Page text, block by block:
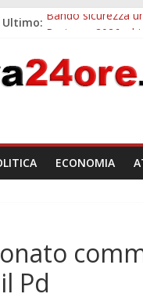
Ultimo: Bando sicurezza
Calici di Stelle
Notizie di Padova
Notizie di Padova
ECONOMIA
Pd